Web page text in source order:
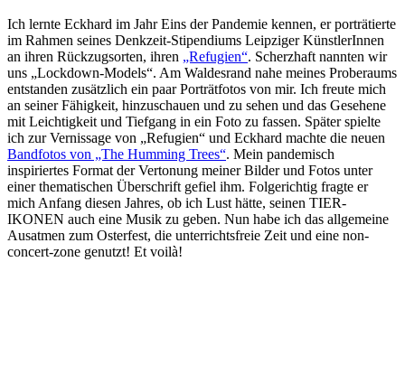
Ich lernte Eckhard im Jahr Eins der Pandemie kennen, er porträtierte
im Rahmen seines Denkzeit-Stipendiums Leipziger KünstlerInnen
an ihren Rückzugsorten, ihren „Refugien“. Scherzhaft nannten wir
uns „Lockdown-Models“. Am Waldesrand nahe meines Proberaums
entstanden zusätzlich ein paar Porträtfotos von mir. Ich freute mich
an seiner Fähigkeit, hinzuschauen und zu sehen und das Gesehene
mit Leichtigkeit und Tiefgang in ein Foto zu fassen. Später spielte
ich zur Vernissage von „Refugien“ und Eckhard machte die neuen
Bandfotos von „The Humming Trees“. Mein pandemisch
inspiriertes Format der Vertonung meiner Bilder und Fotos unter
einer thematischen Überschrift gefiel ihm. Folgerichtig fragte er
mich Anfang diesen Jahres, ob ich Lust hätte, seinen TIER-
IKONEN auch eine Musik zu geben. Nun habe ich das allgemeine
Ausatmen zum Osterfest, die unterrichtsfreie Zeit und eine non-
concert-zone genutzt! Et voilà!